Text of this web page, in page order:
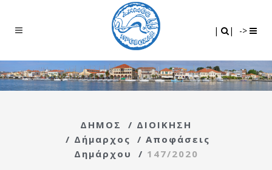
| | ->
ΔΗΜΟΣ / ΔΙΟΙΚΗΣΗ
/ Δήμαρχος / Αποφάσεις
Δημάρχου
/ 147/2020